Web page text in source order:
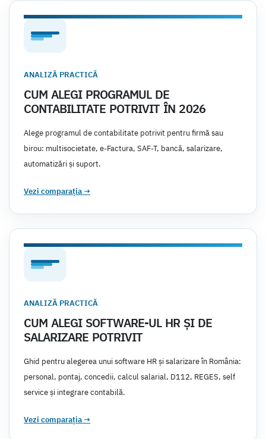
ANALIZĂ PRACTICĂ
CUM ALEGI PROGRAMUL DE
CONTABILITATE POTRIVIT ÎN 2026
Alege programul de contabilitate potrivit pentru firmă sau
birou: multisocietate, e-Factura, SAF-T, bancă, salarizare,
automatizări și suport.
Vezi comparația →
ANALIZĂ PRACTICĂ
CUM ALEGI SOFTWARE-UL HR ȘI DE
SALARIZARE POTRIVIT
Ghid pentru alegerea unui software HR și salarizare în România:
personal, pontaj, concedii, calcul salarial, D112, REGES, self
service și integrare contabilă.
Vezi comparația →